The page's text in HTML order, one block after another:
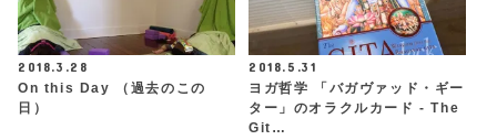
2018.3.28
On this Day （過去のこの
日）
2018.5.31
ヨガ哲学 「バガヴァッド・ギー
ター」のオラクルカード - The
Git…